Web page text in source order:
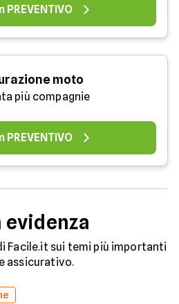
PREVENTIVO
moto
più compagnie
PREVENTIVO
Facile.it sui temi più importanti
assicurativo.